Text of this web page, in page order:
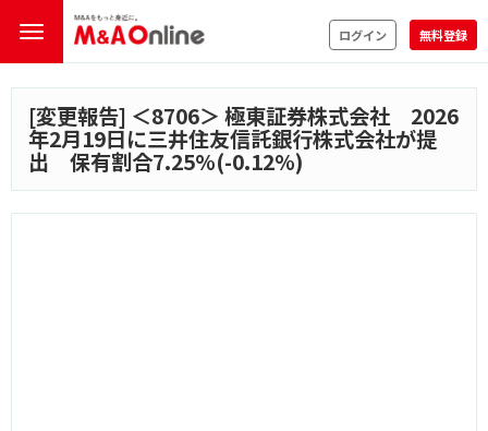
ログイン 無料登録
[変更報告] ＜8706＞ 極東証券株式会社 2026
年2月19日に三井住友信託銀行株式会社が提
出 保有割合7.25%(-0.12%)